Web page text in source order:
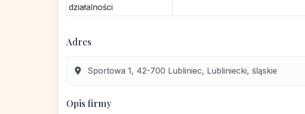
działalności
Adres
Sportowa 1, 42-700 Lubliniec, Lubliniecki, śląskie
Opis firmy